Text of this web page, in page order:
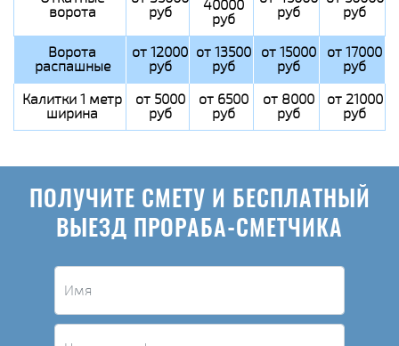
ворота руб 40000
руб руб руб
Ворота
распашные
от 12000
руб
от 13500
руб
от 15000
руб
от 17000
руб
Калитки 1 метр
ширина
от 5000
руб
от 6500
руб
от 8000
руб
от 21000
руб
ПОЛУЧИТЕ СМЕТУ И БЕСПЛАТНЫЙ
ВЫЕЗД ПРОРАБА-СМЕТЧИКА